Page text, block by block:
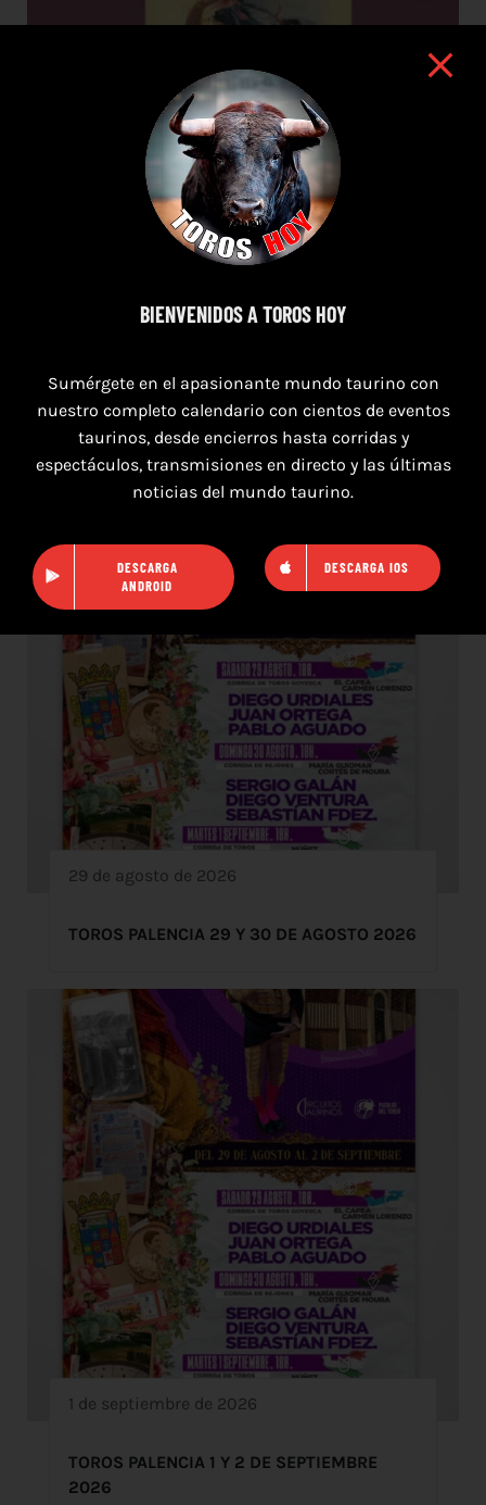
16 de agosto de 2026
TOROS HERRERA DEL DUQUE 16 AGOSTO
2026.
29 de agosto de 2026
TOROS PALENCIA 29 Y 30 DE AGOSTO 2026
1 de septiembre de 2026
TOROS PALENCIA 1 Y 2 DE SEPTIEMBRE
2026
BIENVENIDOS A TOROS HOY
Sumérgete en el apasionante mundo taurino con
nuestro completo calendario con cientos de eventos
taurinos, desde encierros hasta corridas y
espectáculos, transmisiones en directo y las últimas
noticias del mundo taurino.
DESCARGA
ANDROID
DESCARGA IOS